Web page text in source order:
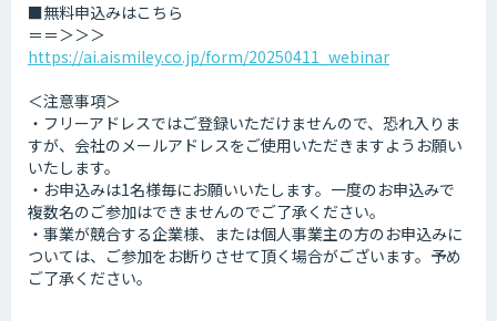
■無料申込みはこちら
＝＝＞＞＞
https://ai.aismiley.co.jp/form/20250411_webinar
＜注意事項＞
・フリーアドレスではご登録いただけませんので、恐れ入りま
すが、会社のメールアドレスをご使用いただきますようお願い
いたします。
・お申込みは1名様毎にお願いいたします。一度のお申込みで
複数名のご参加はできませんのでご了承ください。
・事業が競合する企業様、または個人事業主の方のお申込みに
ついては、ご参加をお断りさせて頂く場合がございます。予め
ご了承ください。